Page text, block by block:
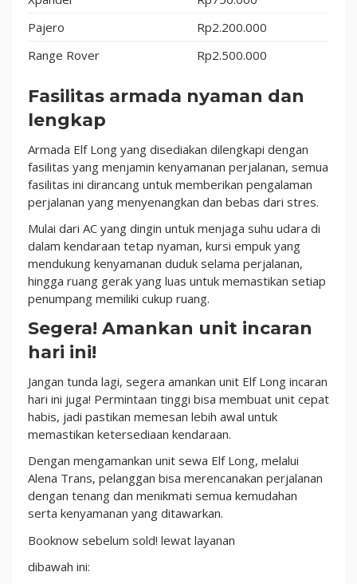
Pajero
Rp2.200.000
Range Rover
Rp2.500.000
Fasilitas armada nyaman dan
lengkap
Armada Elf Long yang disediakan dilengkapi dengan
fasilitas yang menjamin kenyamanan perjalanan, semua
fasilitas ini dirancang untuk memberikan pengalaman
perjalanan yang menyenangkan dan bebas dari stres.
Mulai dari AC yang dingin untuk menjaga suhu udara di
dalam kendaraan tetap nyaman, kursi empuk yang
mendukung kenyamanan duduk selama perjalanan,
hingga ruang gerak yang luas untuk memastikan setiap
penumpang memiliki cukup ruang.
Segera! Amankan unit incaran
hari ini!
Jangan tunda lagi, segera amankan unit Elf Long incaran
hari ini juga! Permintaan tinggi bisa membuat unit cepat
habis, jadi pastikan memesan lebih awal untuk
memastikan ketersediaan kendaraan.
Dengan mengamankan unit sewa Elf Long, melalui
Alena Trans, pelanggan bisa merencanakan perjalanan
dengan tenang dan menikmati semua kemudahan
serta kenyamanan yang ditawarkan.
Booknow sebelum sold! lewat layanan
dibawah ini: